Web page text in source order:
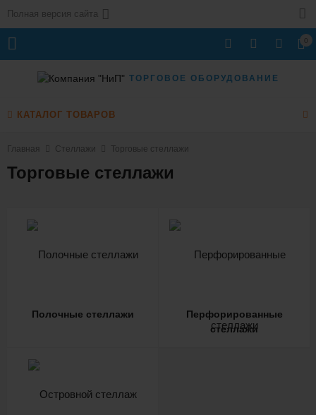
Полная версия сайта
ТОРГОВОЕ ОБОРУДОВАНИЕ
КАТАЛОГ ТОВАРОВ
Главная Стеллажи Торговые стеллажи
Торговые стеллажи
Полочные стеллажи
Перфорированные
стеллажи